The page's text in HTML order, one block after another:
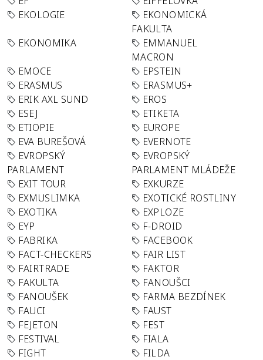
EKOLOGIE
EKONOMICKÁ
FAKULTA
EKONOMIKA
EMMANUEL
MACRON
EMOCE
EPSTEIN
ERASMUS
ERASMUS+
ERIK AXL SUND
EROS
ESEJ
ETIKETA
ETIOPIE
EUROPE
EVA BUREŠOVÁ
EVERNOTE
EVROPSKÝ
PARLAMENT
EVROPSKÝ
PARLAMENT MLÁDEŽE
EXIT TOUR
EXKURZE
EXMUSLIMKA
EXOTICKÉ ROSTLINY
EXOTIKA
EXPLOZE
EYP
F-DROID
FABRIKA
FACEBOOK
FACT-CHECKERS
FAIR LIST
FAIRTRADE
FAKTOR
FAKULTA
FANOUŠCI
FANOUŠEK
FARMA BEZDÍNEK
FAUCI
FAUST
FEJETON
FEST
FESTIVAL
FIALA
FIGHT
FILDA